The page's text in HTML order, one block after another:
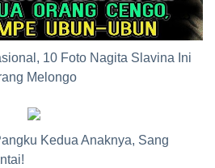
10 Foto Nagita Slavina Ini
Melongo
Kedua Anaknya, Sang